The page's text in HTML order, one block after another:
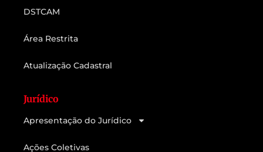
DSTCAM
Área Restrita
Atualização Cadastral
Jurídico
Apresentação do Jurídico
Ações Coletivas